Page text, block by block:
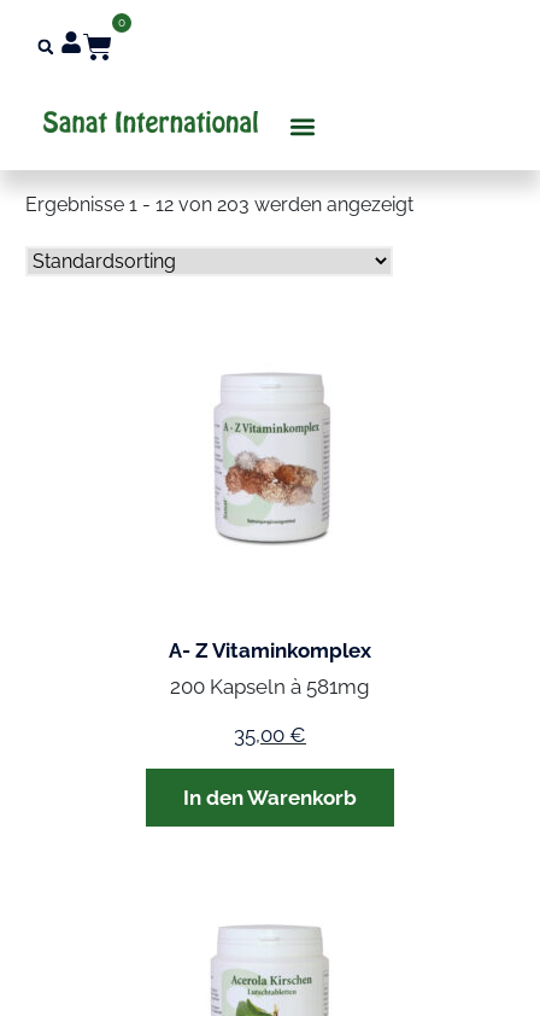
0
Ergebnisse 1 - 12 von 203 werden angezeigt
A- Z Vitaminkomplex
200 Kapseln à 581mg
35,00 €
In den Warenkorb